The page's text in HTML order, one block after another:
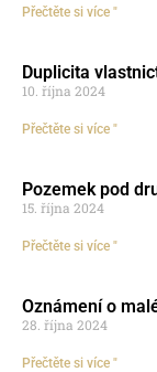
Přečtěte si více "
Duplicita
10. října 2024
Přečtěte si více "
Pozemek pod
15. října 2024
Přečtěte si více "
Oznámení o
28. října 2024
Přečtěte si více "